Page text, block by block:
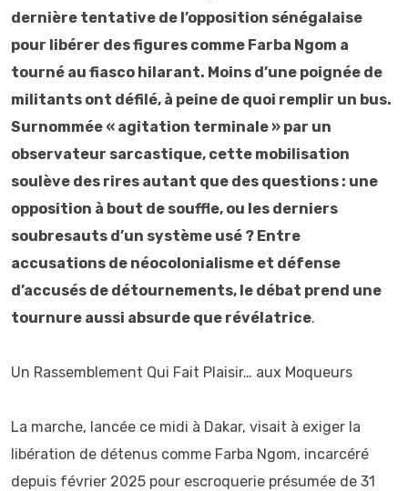
dernière tentative de l’opposition sénégalaise
pour libérer des figures comme Farba Ngom a
tourné au fiasco hilarant. Moins d’une poignée de
militants ont défilé, à peine de quoi remplir un bus.
Surnommée « agitation terminale » par un
observateur sarcastique, cette mobilisation
soulève des rires autant que des questions : une
opposition à bout de souffle, ou les derniers
soubresauts d’un système usé ? Entre
accusations de néocolonialisme et défense
d’accusés de détournements, le débat prend une
tournure aussi absurde que révélatrice.
Un Rassemblement Qui Fait Plaisir… aux Moqueurs
La marche, lancée ce midi à Dakar, visait à exiger la
libération de détenus comme Farba Ngom, incarcéré
depuis février 2025 pour escroquerie présumée de 31